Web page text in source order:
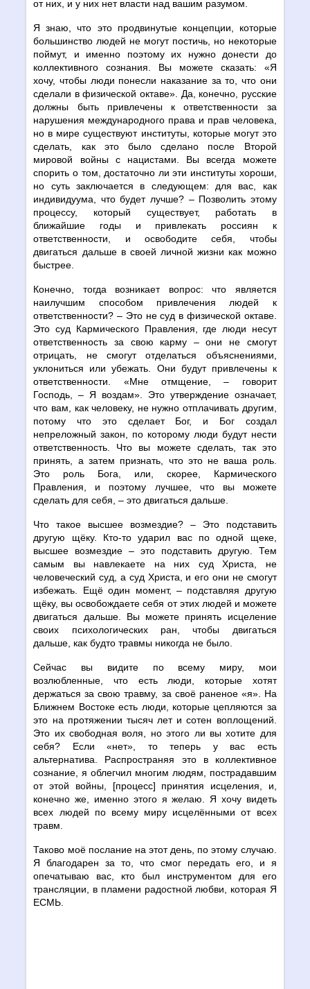
от них, и у них нет власти над вашим разумом.
Я знаю, что это продвинутые концепции, которые
большинство людей не могут постичь, но некоторые
поймут, и именно поэтому их нужно донести до
коллективного сознания. Вы можете сказать: «Я
хочу, чтобы люди понесли наказание за то, что они
сделали в физической октаве». Да, конечно, русские
должны быть привлечены к ответственности за
нарушения международного права и прав человека,
но в мире существуют институты, которые могут это
сделать, как это было сделано после Второй
мировой войны с нацистами. Вы всегда можете
спорить о том, достаточно ли эти институты хороши,
но суть заключается в следующем: для вас, как
индивидуума, что будет лучше? – Позволить этому
процессу, который существует, работать в
ближайшие годы и привлекать россиян к
ответственности, и освободите себя, чтобы
двигаться дальше в своей личной жизни как можно
быстрее.
Конечно, тогда возникает вопрос: что является
наилучшим способом привлечения людей к
ответственности? – Это не суд в физической октаве.
Это суд Кармического Правления, где люди несут
ответственность за свою карму – они не смогут
отрицать, не смогут отделаться объяснениями,
уклониться или убежать. Они будут привлечены к
ответственности. «Мне отмщение, – говорит
Господь, – Я воздам». Это утверждение означает,
что вам, как человеку, не нужно отплачивать другим,
потому что это сделает Бог, и Бог создал
непреложный закон, по которому люди будут нести
ответственность. Что вы можете сделать, так это
принять, а затем признать, что это не ваша роль.
Это роль Бога, или, скорее, Кармического
Правления, и поэтому лучшее, что вы можете
сделать для себя, – это двигаться дальше.
Что такое высшее возмездие? – Это подставить
другую щёку. Кто-то ударил вас по одной щеке,
высшее возмездие – это подставить другую. Тем
самым вы навлекаете на них суд Христа, не
человеческий суд, а суд Христа, и его они не смогут
избежать. Ещё один момент, – подставляя другую
щёку, вы освобождаете себя от этих людей и можете
двигаться дальше. Вы можете принять исцеление
своих психологических ран, чтобы двигаться
дальше, как будто травмы никогда не было.
Сейчас вы видите по всему миру, мои
возлюбленные, что есть люди, которые хотят
держаться за свою травму, за своё раненое «я». На
Ближнем Востоке есть люди, которые цепляются за
это на протяжении тысяч лет и сотен воплощений.
Это их свободная воля, но этого ли вы хотите для
себя? Если «нет», то теперь у вас есть
альтернатива. Распространяя это в коллективное
сознание, я облегчил многим людям, пострадавшим
от этой войны, [процесс] принятия исцеления, и,
конечно же, именно этого я желаю. Я хочу видеть
всех людей по всему миру исцелёнными от всех
травм.
Таково моё послание на этот день, по этому случаю.
Я благодарен за то, что смог передать его, и я
опечатываю вас, кто был инструментом для его
трансляции, в пламени радостной любви, которая Я
ЕСМЬ.